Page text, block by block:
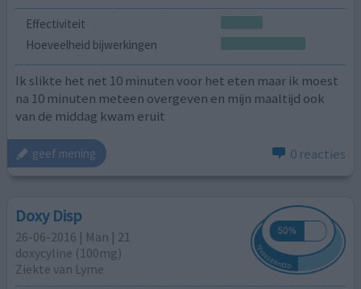
Effectiviteit
Hoeveelheid bijwerkingen
Ik slikte het net 10 minuten voor het eten maar ik moest
na 10 minuten meteen overgeven en mijn maaltijd ook
van de middag kwam eruit
geef mening 0 reacties
Doxy Disp
26-06-2016 | Man | 21
doxycyline (100mg)
Ziekte van Lyme